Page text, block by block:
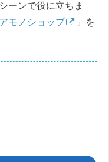
ーンで役に立ちま
モノショップ
」を